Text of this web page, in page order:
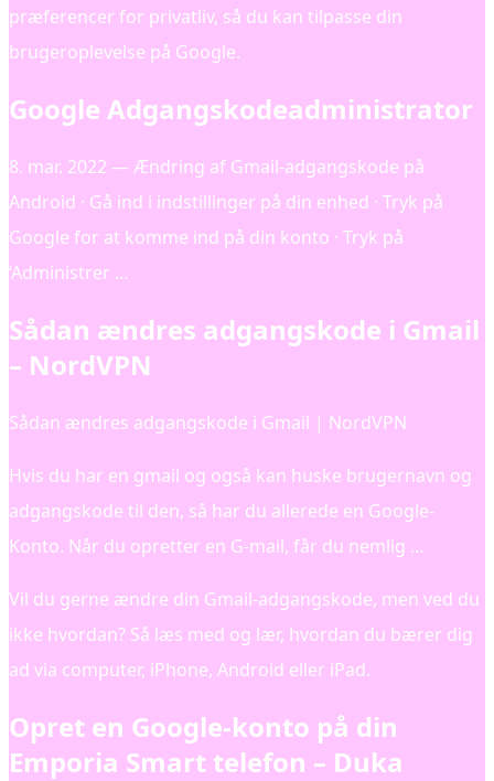
præferencer for privatliv, så du kan tilpasse din
brugeroplevelse på Google.
Google Adgangskodeadministrator
8. mar. 2022 — Ændring af Gmail-adgangskode på
Android · Gå ind i indstillinger på din enhed · Tryk på
Google for at komme ind på din konto · Tryk på
‘Administrer …
Sådan ændres adgangskode i Gmail
– NordVPN
Sådan ændres adgangskode i Gmail | NordVPN
Hvis du har en gmail og også kan huske brugernavn og
adgangskode til den, så har du allerede en Google-
Konto. Når du opretter en G-mail, får du nemlig …
Vil du gerne ændre din Gmail-adgangskode, men ved du
ikke hvordan? Så læs med og lær, hvordan du bærer dig
ad via computer, iPhone, Android eller iPad.
Opret en Google-konto på din
Emporia Smart telefon – Duka